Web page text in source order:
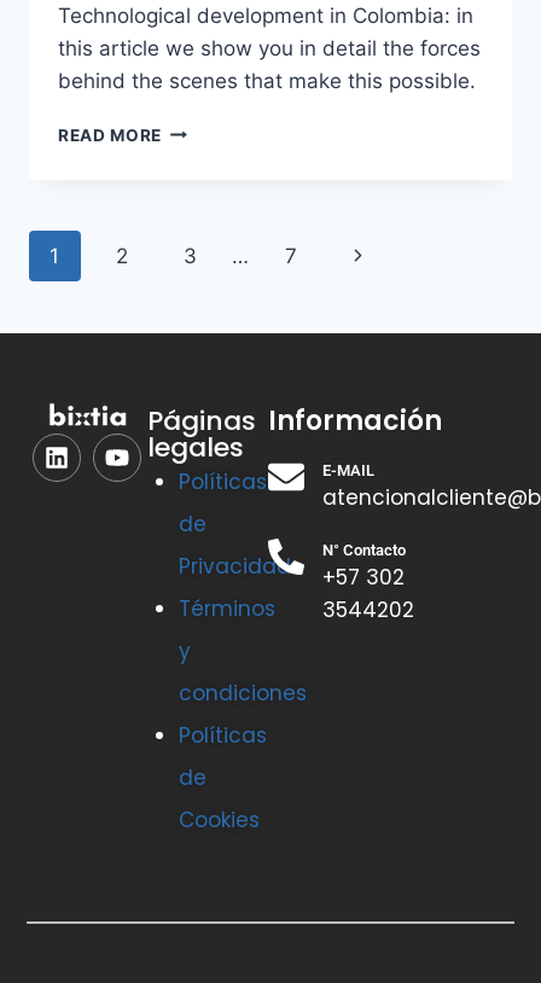
Technological development in Colombia: in
this article we show you in detail the forces
behind the scenes that make this possible.
READ MORE
1 2 3 … 7
Páginas
legales
Políticas
de
Privacidad
Términos
y
condiciones
Políticas
de
Cookies
Información
E-MAIL
N° Contacto
+57 302
3544202